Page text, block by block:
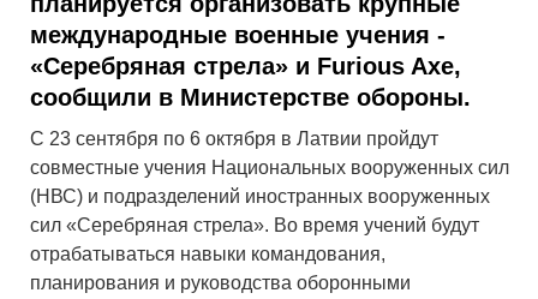
международные военные учения -
«Серебряная стрела» и Furious Axe,
сообщили в Министерстве обороны.
С 23 сентября по 6 октября в Латвии пройдут
совместные учения Национальных вооруженных сил
(НВС) и подразделений иностранных вооруженных
сил «Серебряная стрела». Во время учений будут
отрабатываться навыки командования,
планирования и руководства оборонными